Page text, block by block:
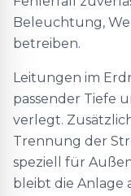
Beleuchtung,
betreiben.
Leitungen im
passender Tiefe
verlegt.
Trennung der
speziell für
bleibt die Anlage